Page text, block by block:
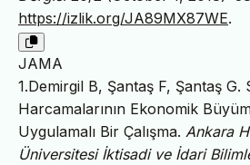
https://izlik.org/JA89MX87WE.
JAMA
1.Demirgil B, Şantaş F, Şantaş G.
Harcamalarının Ekonomik
Uygulamalı Bir Çalışma. Ankara
Üniversitesi İktisadi ve İdari